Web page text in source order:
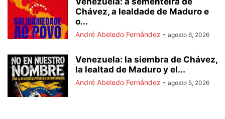
Chávez, a lealdade de Maduro e
o...
André Abeledo Fernández - agosto 6, 2026
Venezuela: la siembra de Chávez,
la lealtad de Maduro y el...
André Abeledo Fernández - agosto 5, 2026